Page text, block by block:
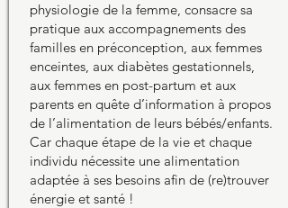
physiologie de la femme, consacre sa
pratique aux accompagnements des
familles en préconception, aux femmes
enceintes, aux diabètes gestationnels,
aux femmes en post-partum et aux
parents en quête d’information à propos
de l’alimentation de leurs bébés/enfants.
Car chaque étape de la vie et chaque
individu nécessite une alimentation
adaptée à ses besoins afin de (re)trouver
énergie et santé !